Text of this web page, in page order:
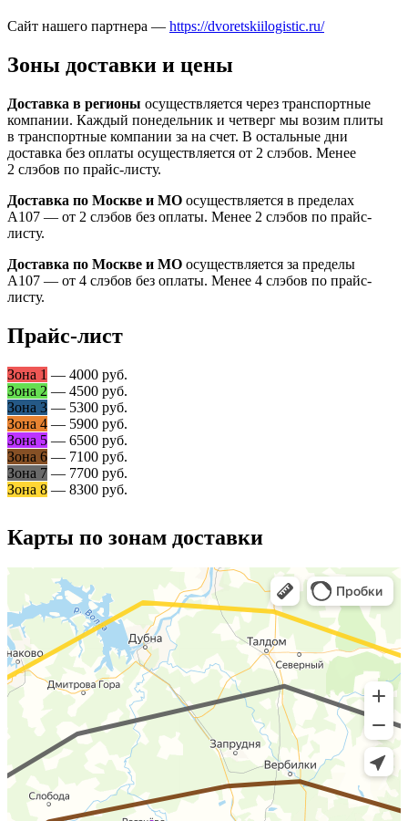
Сайт нашего партнера — https://dvoretskiilogistic.ru/
Зоны доставки и цены
Доставка в регионы осуществляется через транспортные
компании. Каждый понедельник и четверг мы возим плиты
в транспортные компании за на счет. В остальные дни
доставка без оплаты осуществляется от 2 слэбов. Менее
2 слэбов по прайс-листу.
Доставка по Москве и МО осуществляется в пределах
А107 — от 2 слэбов без оплаты. Менее 2 слэбов по прайс-
листу.
Доставка по Москве и МО осуществляется за пределы
А107 — от 4 слэбов без оплаты. Менее 4 слэбов по прайс-
листу.
Прайс-лист
Зона 1 — 4000 руб.
Зона 2 — 4500 руб.
Зона 3 — 5300 руб.
Зона 4 — 5900 руб.
Зона 5 — 6500 руб.
Зона 6 — 7100 руб.
Зона 7 — 7700 руб.
Зона 8 — 8300 руб.
Карты по зонам доставки